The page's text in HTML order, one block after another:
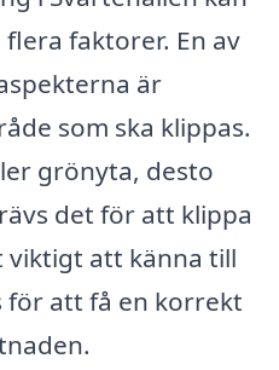
faktorer. En av
är
som ska klippas.
grönyta, desto
det för att klippa
viktigt att känna till
för att få en korrekt